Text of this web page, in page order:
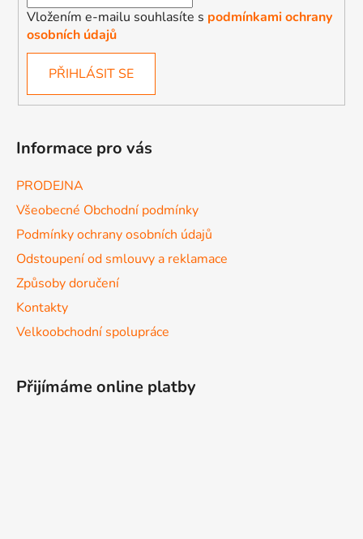
Vložením e-mailu souhlasíte s podmínkami ochrany
osobních údajů
PŘIHLÁSIT SE
Informace pro vás
PRODEJNA
Všeobecné Obchodní podmínky
Podmínky ochrany osobních údajů
Odstoupení od smlouvy a reklamace
Způsoby doručení
Kontakty
Velkoobchodní spolupráce
Přijímáme online platby